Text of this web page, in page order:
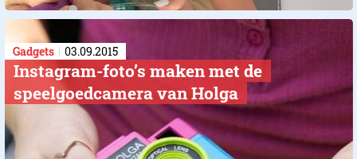
Gadgets 03.09.2015
Instagram-foto’s maken met de
speelgoedcamera van Holga